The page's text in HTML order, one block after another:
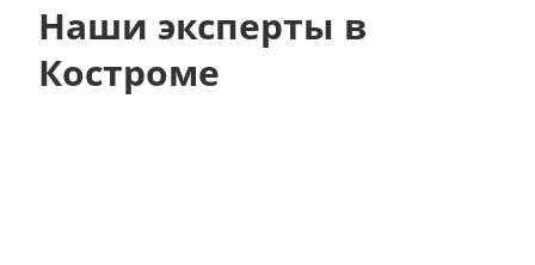
Наши эксперты в
Костроме